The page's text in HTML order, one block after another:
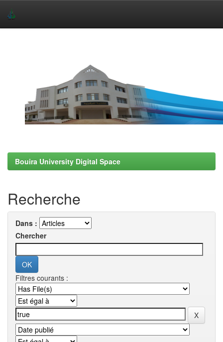
Bouira University Digital Space
Recherche
Dans :
Chercher
Filtres courants :